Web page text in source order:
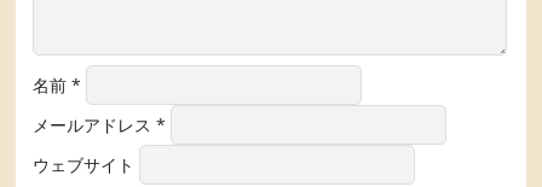
名前*
メールアドレス*
ウェブサイト